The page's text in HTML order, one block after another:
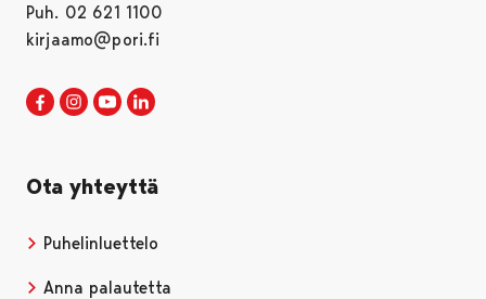
Puh. 02 621 1100
kirjaamo@pori.fi
Porin kaupunki Facebookissa
Avautuu uudessa välilehdessä
Porin kaupunki Instagramissa
Avautuu uudessa välilehdessä
Porin kaupunki Youtubessa
Avautuu uudessa välilehdessä
Ota yhteyttä
Puhelinluettelo
Anna palautetta